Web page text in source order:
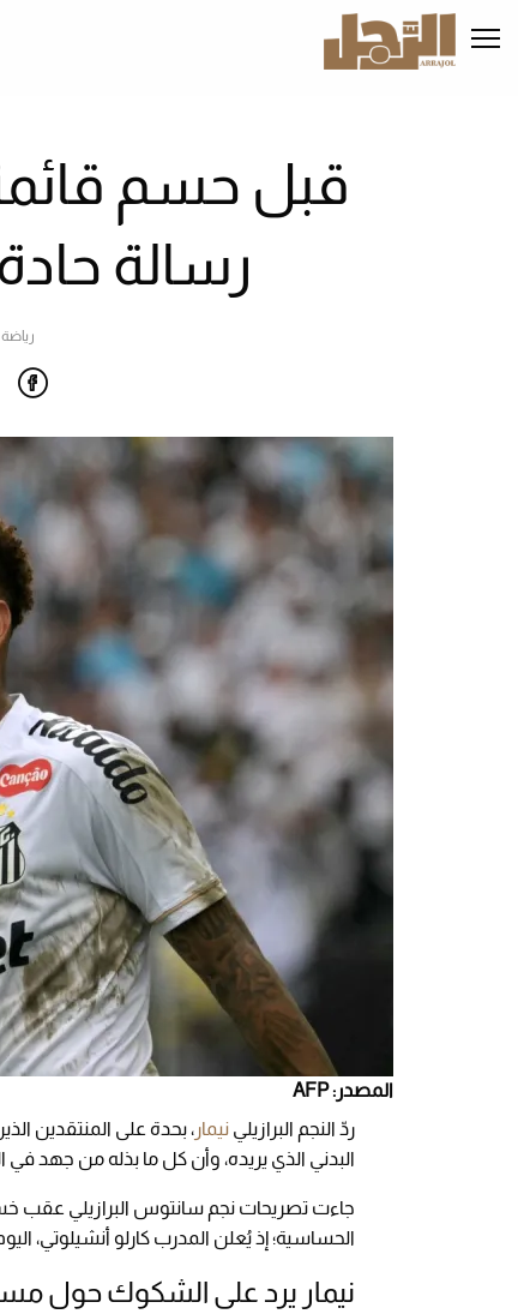
إلى
المحتوى
قبل حسم قائمة
رسالة
رياضة
المصدر: AFP
ردّ النجم البرازيلي نيمار ، بحدة على المنتقدين
البدني الذي يريده، وأن كل ما بذله من جهد في
جاءت تصريحات نجم سانتوس البرازيلي عقب
الحساسية؛ إذ يُعلن المدرب كارلو أنشيلوتي،
نيمار يرد على الشكوك حول